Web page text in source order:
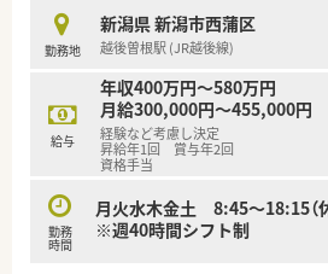
です。
【職場環境と雰囲気】
■スタッフ同士が協力し合う温かい
からも親しみを持っていただけるよ
環境です。
■子育て中の薬剤師さんへの理解が
急な体調不良の際にも周囲がサポー
■手厚い人員配置を心掛けているた
務に追われることなく、しっかりと
勤務地
新潟県 新潟市西蒲区
越後曽根駅 (JR越後線)
給与
年収400万円～580万円
月給300,000円～455,000円
経験など考慮し決定
昇給年1回 賞与年2回
資格手当
勤務
時間
月火水木金土 8:45～18:15（
※週40時間シフト制